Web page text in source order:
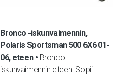
Bronco -iskunvaimennin,
Polaris Sportsman 500 6X6 01-
06, eteen
Bronco
iskunvaimennin eteen. Sopii